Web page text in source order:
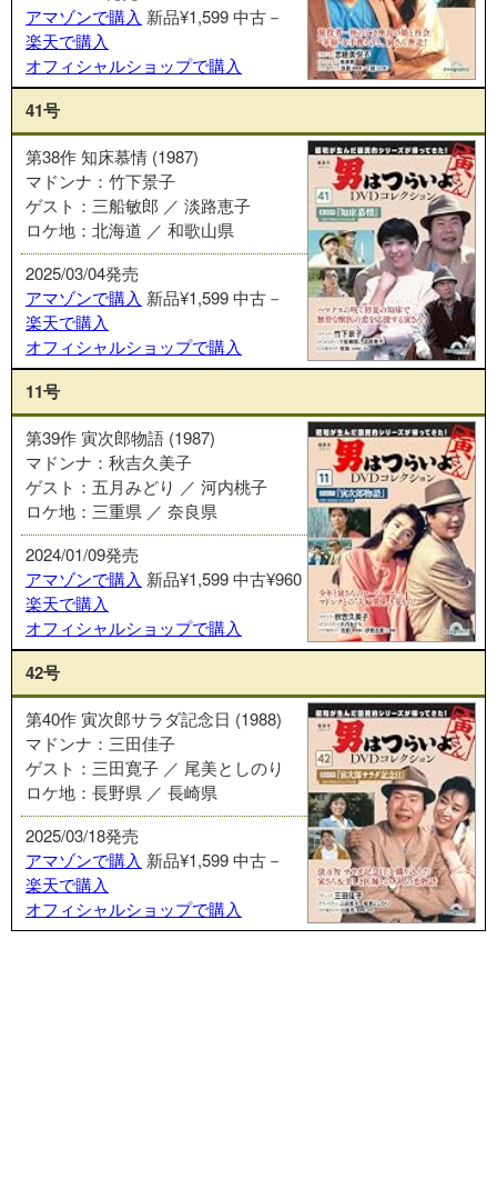
アマゾンで購入 新品¥1,599中古－
楽天で購入
オフィシャルショップで購入
41号
第38作 知床慕情 (1987)
マドンナ：竹下景子
ゲスト：三船敏郎 ／ 淡路恵子
ロケ地：北海道 ／ 和歌山県
2025/03/04発売
アマゾンで購入 新品¥1,599中古－
楽天で購入
オフィシャルショップで購入
11号
第39作 寅次郎物語 (1987)
マドンナ：秋吉久美子
ゲスト：五月みどり ／ 河内桃子
ロケ地：三重県 ／ 奈良県
2024/01/09発売
アマゾンで購入 新品¥1,599中古¥960
楽天で購入
オフィシャルショップで購入
42号
第40作 寅次郎サラダ記念日 (1988)
マドンナ：三田佳子
ゲスト：三田寛子 ／ 尾美としのり
ロケ地：長野県 ／ 長崎県
2025/03/18発売
アマゾンで購入 新品¥1,599中古－
楽天で購入
オフィシャルショップで購入